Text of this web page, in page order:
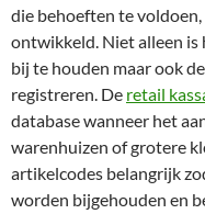
die behoeften te
ontwikkeld. Niet alleen is
bij te houden maar ook
registreren. De retail
database wanneer het
warenhuizen of grotere
artikelcodes belangrijk
worden bijgehouden en